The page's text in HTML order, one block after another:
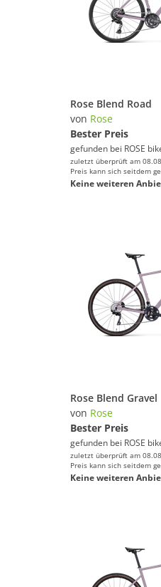
Rose Blend Road
von Rose
Bester Preis
gefunden bei ROSE
zuletzt überprüft am
Preis kann sich seitdem
Keine weiteren
Rose Blend Gravel
von Rose
Bester Preis
gefunden bei ROSE
zuletzt überprüft am
Preis kann sich seitdem
Keine weiteren